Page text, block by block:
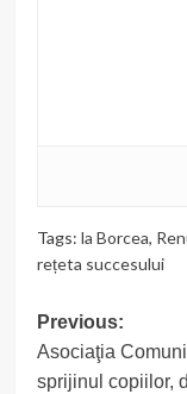
Tags: la Borcea,
rețeta succesului
Post
Previous:
Asociaţia
sprijinul copiilor,